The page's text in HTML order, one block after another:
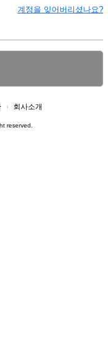
계정을 잊어버리셨나요?
회사소개
reserved.